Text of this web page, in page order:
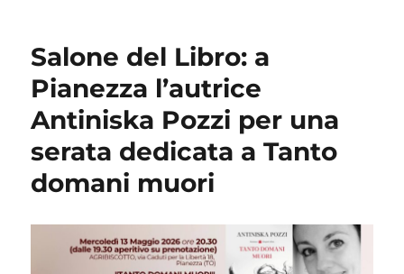
Salone del Libro: a
Pianezza l’autrice
Antiniska Pozzi per una
serata dedicata a Tanto
domani muori